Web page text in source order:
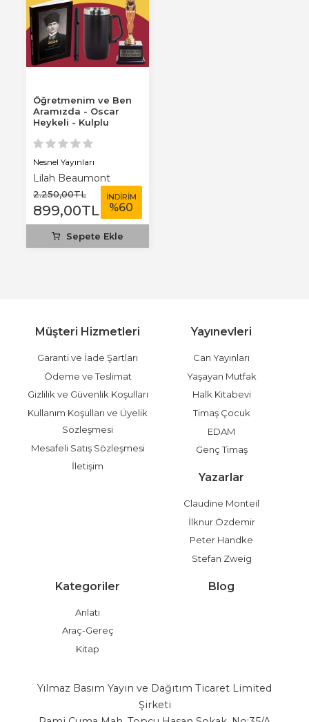
Öğretmenim ve Ben
Aramızda - Oscar
Heykeli - Kulplu
Nesnel Yayınları
Lilah Beaumont
2.250,00TL
899,00TL
İNDİRİM
%60
Sepete Ekle
Müşteri Hizmetleri
Garanti ve İade Şartları
Ödeme ve Teslimat
Gizlilik ve Güvenlik Koşulları
Kullanım Koşulları ve Üyelik
Sözleşmesi
Mesafeli Satış Sözleşmesi
İletişim
Yayınevleri
Can Yayınları
Yaşayan Mutfak
Halk Kitabevi
Timaş Çocuk
EDAM
Genç Timaş
Yazarlar
Claudine Monteil
İlknur Özdemir
Peter Handke
Stefan Zweig
Kategoriler
Anlatı
Araç-Gereç
Kitap
Blog
Yılmaz Basım Yayın ve Dağıtım Ticaret Limited
Şirketi